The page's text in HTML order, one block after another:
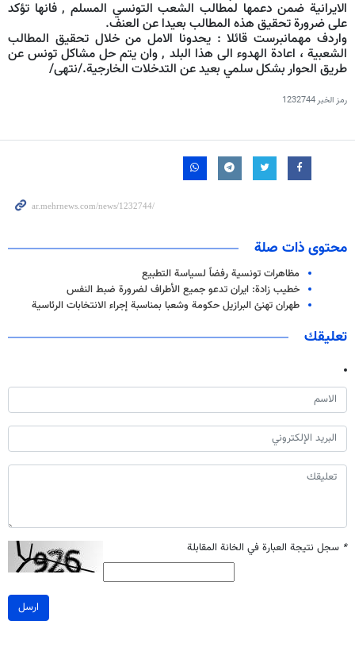
الايرانية ضمن دعمها لمطالب الشعب التونسي المسلم , فانها تؤكد
على ضرورة تحقيق هذه المطالب بعيدا عن العنف.
واردف مهمانبرست قائلا : يحدونا الامل من خلال تحقيق المطالب
الشعبية ، اعادة الهدوء الى هذا البلد , وان يتم حل مشاكل تونس عن
طريق الحوار بشكل سلمي بعيد عن التدخلات الخارجية./نتهى/
رمز الخبر1232744
محتوى ذات صلة
مظاهرات تونسية رفضاً لسياسة التطبيع
خطيب زادة: ايران تدعو جميع الأطراف لضرورة ضبط النفس
طهران تهنئ البرازيل حكومة وشعبا بمناسبة إجراء الانتخابات الرئاسية
تعليقك
* سجل نتيجة العبارة في الخانة المقابلة
ارسل